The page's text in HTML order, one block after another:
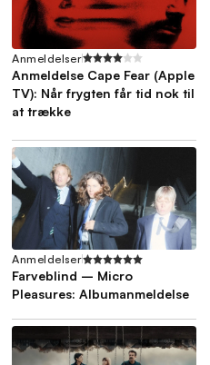
Anmeldelser
Anmeldelse Cape Fear (Apple
TV): Når frygten får tid nok til
at trække
Anmeldelser
Farveblind – Micro
Pleasures: Albumanmeldelse